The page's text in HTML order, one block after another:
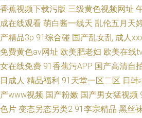
香蕉视频下载污版 三级黄色视频网址
成在线观看 萌白酱一线天 乱伦五月天
产精品3p 91综合碰 国产乱女乱 成人
免费黄色av网址 欧美肥老妇 欧美在线
女在线免费 91香蕉污APP 国产高清自
日成人 精品福利 91天堂一区二区 日韩
产www视频 国产粉嫩 国产男女猛视频
色片 变态另态另类2 91李宗精品 黑丝